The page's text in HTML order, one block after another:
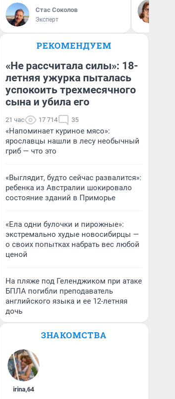
Стас Соколов
Эксперт
РЕКОМЕНДУЕМ
«Не рассчитала силы»: 18-
летняя ужурка пыталась
успокоить трехмесячного
сына и убила его
21 час 17 714 35
«Напоминает куриное мясо»:
ярославцы нашли в лесу необычный
гриб — что это
«Выглядит, будто сейчас развалится»:
ребенка из Австралии шокировало
состояние зданий в Приморье
«Ела одни булочки и пирожные»:
экстремально худые новосибирцы —
о своих попытках набрать вес любой
ценой
На пляже под Геленджиком при атаке
БПЛА погибли преподаватель
английского языка и ее 12-летняя
дочь
ЗНАКОМСТВА
irina,64